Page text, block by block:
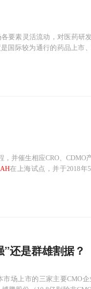
要素灵活流动，对医药研
国际较为通行的药品上市
并催生相应CRO、CDMO
在上海试点，并于2018年
还是群雄割据？
场上市的三家主要CMO